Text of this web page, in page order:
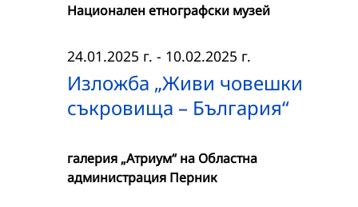
Национален етнографски музей
Изложба „Живи човешки
съкровища – България“
24.01.2025 г. - 10.02.2025 г.
галерия „Атриум“ на Областна
администрация Перник